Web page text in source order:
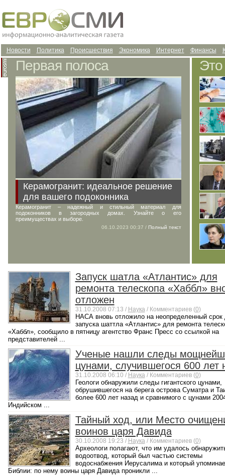
Финансы
Интернет
Экономика
Происшествия
Политика
Новости
Первая полоса
Керамогранит: идеальное решение
для вашего подоконника
Керамогранит – надежный и стильный материал для
подоконников в загородных домах. Узнайте о его
преимуществах и выборе.
06.10.2023 00:37 / Полный текст
Это
Запуск шатла «Атлантис» для
ремонта телескопа «Хаббл»
отложен
31.10.2008 07:13 / Наука/ Комментариев (0)
НАСА вновь отложило на неопределенный срок
запуска шаттла «Атлантис» для ремонта
«Хаббл», сообщило в пятницу агентство Франс Пресс со ссылкой на
представителей ...
Ученые нашли следы
цунами, случившегося 600 лет
31.10.2008 06:10 / Наука/ Комментариев (0)
Геологи обнаружили следы гигантского цунами,
обрушившегося на берега острова Суматра и
более 600 лет назад и сравнимого с цунами
Индийском ...
Тайный ход, или Место
воинов царя Давида
30.10.2008 19:23 / Наука/ Комментариев (0)
Археологи полагают, что им удалось
водоотвод, который был частью системы
водоснабжения Иерусалима и который
Библии: по нему воины царя Давида проникли ...